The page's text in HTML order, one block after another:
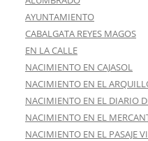
AYUNTAMIENTO
CABALGATA REYES MAGOS
EN LA CALLE
NACIMIENTO EN CAJASOL
NACIMIENTO EN EL
NACIMIENTO EN EL DIARIO
NACIMIENTO EN EL
NACIMIENTO EN EL PASAJE